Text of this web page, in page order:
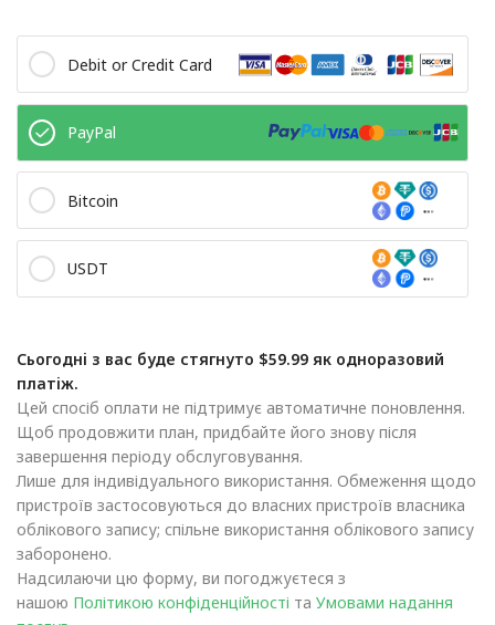
Debit or Credit Card
PayPal
Bitcoin
USDT
Сьогодні з вас буде стягнуто $59.99 як одноразовий
платіж.
Цей спосіб оплати не підтримує автоматичне поновлення.
Щоб продовжити план, придбайте його знову після
завершення періоду обслуговування.
Лише для індивідуального використання. Обмеження щодо
пристроїв застосовуються до власних пристроїв власника
облікового запису; спільне використання облікового запису
заборонено.
Надсилаючи цю форму, ви погоджуєтеся з
нашою Політикою конфіденційності та Умовами надання